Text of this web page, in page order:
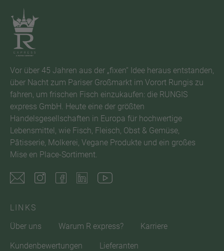
Vor über 45 Jahren aus der „fixen“ Idee heraus entstanden,
über Nacht zum Pariser Großmarkt im Vorort Rungis zu
fahren, um frischen Fisch einzukaufen: die RUNGIS
express GmbH. Heute eine der größten
Handelsgesellschaften in Europa für hochwertige
Lebensmittel, wie Fisch, Fleisch, Obst & Gemüse,
Pâtisserie, Molkerei, Vegane Produkte und ein großes
Mise en Place-Sortiment.
LINKS
Über uns
Warum R express? Karriere
Kundenbewertungen Lieferanten